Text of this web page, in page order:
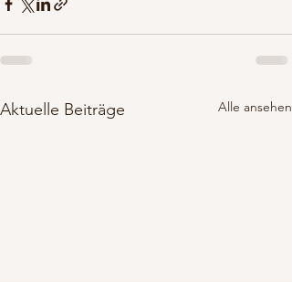
Aktuelle Beiträge Alle ansehen